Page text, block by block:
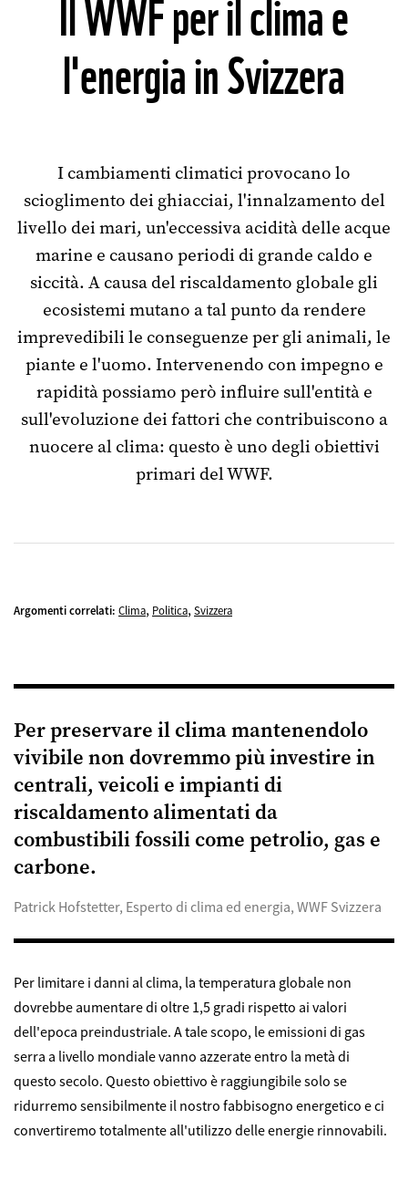
Il WWF per il clima e
l'energia in Svizzera
I cambiamenti climatici provocano lo
scioglimento dei ghiacciai, l'innalzamento del
livello dei mari, un'eccessiva acidità delle acque
marine e causano periodi di grande caldo e
siccità. A causa del riscaldamento globale gli
ecosistemi mutano a tal punto da rendere
imprevedibili le conseguenze per gli animali, le
piante e l'uomo. Intervenendo con impegno e
rapidità possiamo però influire sull'entità e
sull'evoluzione dei fattori che contribuiscono a
nuocere al clima: questo è uno degli obiettivi
primari del WWF.
Argomenti correlati: Clima, Politica, Svizzera
Per preservare il clima mantenendolo
vivibile non dovremmo più investire in
centrali, veicoli e impianti di
riscaldamento alimentati da
combustibili fossili come petrolio, gas e
carbone.
Patrick Hofstetter, Esperto di clima ed energia, WWF Svizzera
Per limitare i danni al clima, la temperatura globale non
dovrebbe aumentare di oltre 1,5 gradi rispetto ai valori
dell'epoca preindustriale. A tale scopo, le emissioni di gas
serra a livello mondiale vanno azzerate entro la metà di
questo secolo. Questo obiettivo è raggiungibile solo se
ridurremo sensibilmente il nostro fabbisogno energetico e ci
convertiremo totalmente all'utilizzo delle energie rinnovabili.